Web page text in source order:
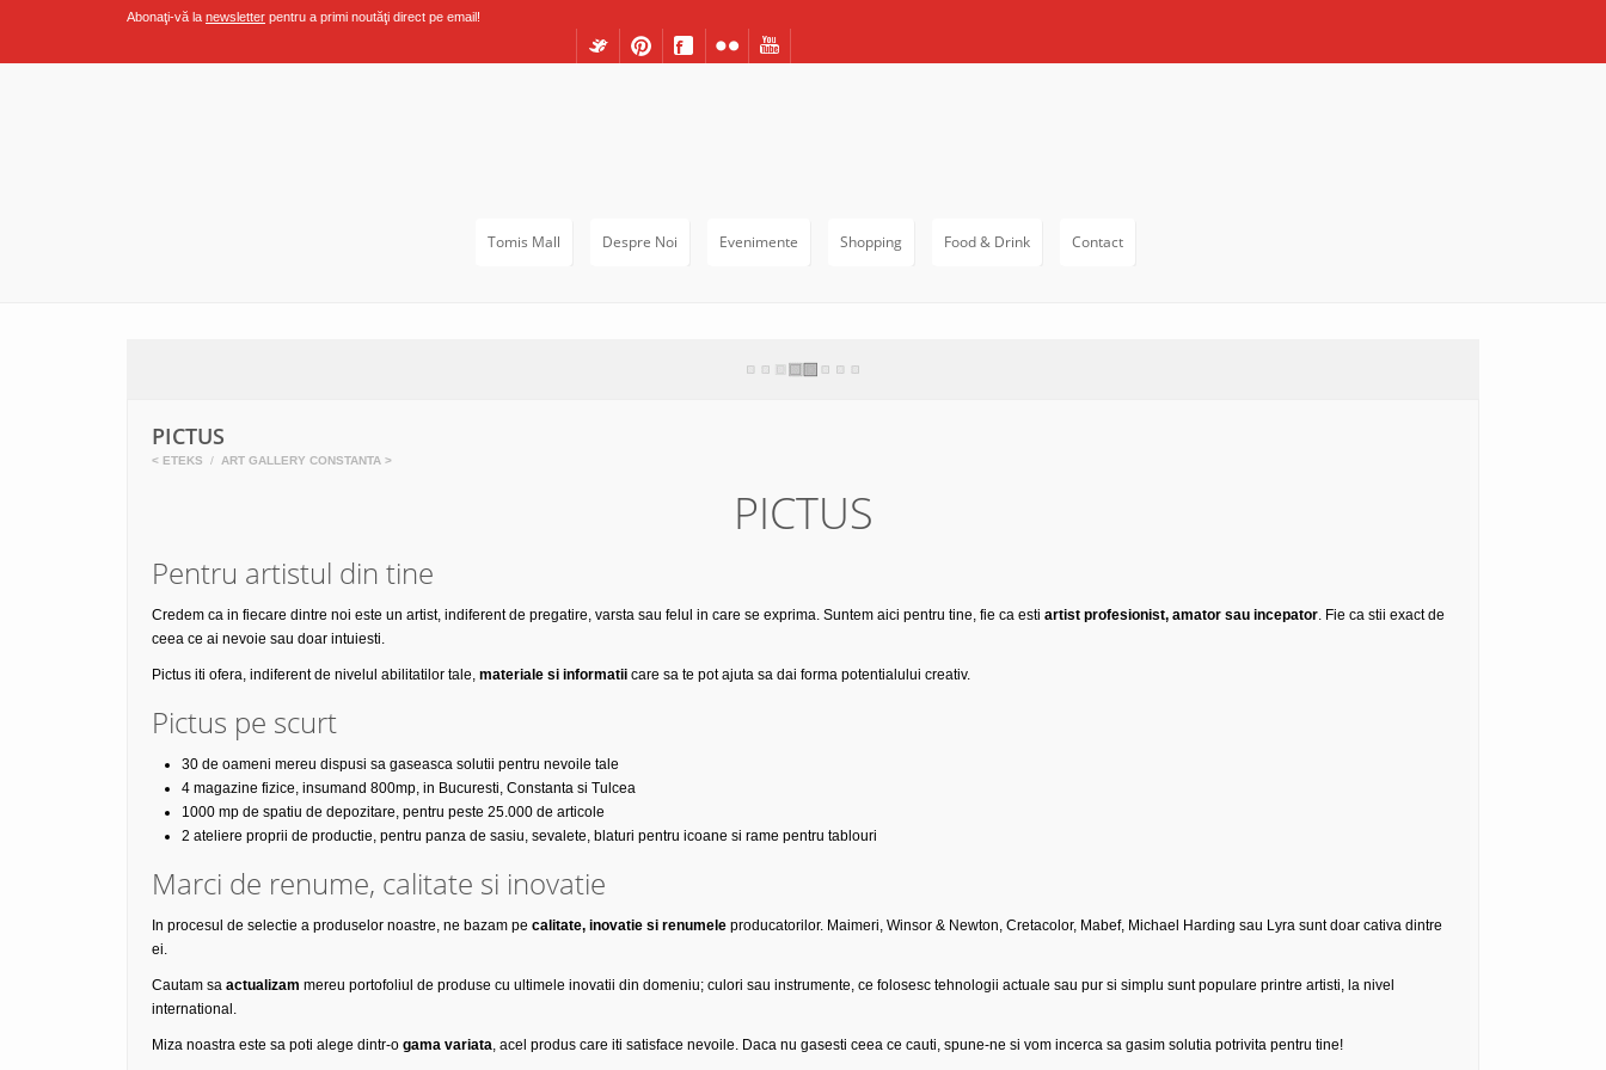
Abonaţi-vă la newsletter pentru a primi noutăţi direct pe email!
Tomis Mall Despre Noi Evenimente Shopping Food & Drink Contact
PICTUS
< ETEKS ART GALLERY CONSTANTA >
PICTUS
Pentru artistul din tine
Credem ca in fiecare dintre noi este un artist, indiferent de pregatire, varsta sau felul in care se exprima. Suntem aici pentru tine, fie ca esti artist profesionist, amator sau incepator. Fie ca stii exact de
ceea ce ai nevoie sau doar intuiesti.
Pictus iti ofera, indiferent de nivelul abilitatilor tale, materiale si informatii care sa te pot ajuta sa dai forma potentialului creativ.
Pictus pe scurt
30 de oameni mereu dispusi sa gaseasca solutii pentru nevoile tale
4 magazine fizice, insumand 800mp, in Bucuresti, Constanta si Tulcea
1000 mp de spatiu de depozitare, pentru peste 25.000 de articole
2 ateliere proprii de productie, pentru panza de sasiu, sevalete, blaturi pentru icoane si rame pentru tablouri
Marci de renume, calitate si inovatie
In procesul de selectie a produselor noastre, ne bazam pe calitate, inovatie si renumele producatorilor. Maimeri, Winsor & Newton, Cretacolor, Mabef, Michael Harding sau Lyra sunt doar cativa dintre
ei.
Cautam sa actualizam mereu portofoliul de produse cu ultimele inovatii din domeniu; culori sau instrumente, ce folosesc tehnologii actuale sau pur si simplu sunt populare printre artisti, la nivel
international.
Miza noastra este sa poti alege dintr-o gama variata, acel produs care iti satisface nevoile. Daca nu gasesti ceea ce cauti, spune-ne si vom incerca sa gasim solutia potrivita pentru tine!